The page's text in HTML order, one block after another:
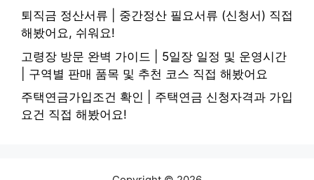
퇴직금 정산서류 | 중간정산 필요서류 (신청서) 직접
해봤어요, 쉬워요!
고령장 방문 완벽 가이드 | 5일장 일정 및 운영시간
| 구역별 판매 품목 및 추천 코스 직접 해봤어요
주택연금가입조건 확인 | 주택연금 신청자격과 가입
요건 직접 해봤어요!